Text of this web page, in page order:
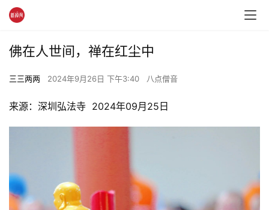
佛在人世间，禅在红尘中
三三两两 2024年9月26日 下午3:40 八点僧音
来源：深圳弘法寺  2024年09月25日